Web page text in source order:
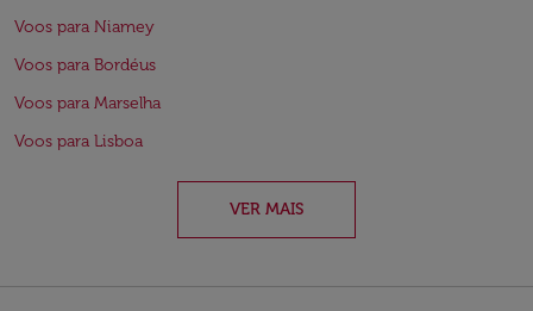
Voos para Niamey
Voos para Bordéus
Voos para Marselha
Voos para Lisboa
VER MAIS